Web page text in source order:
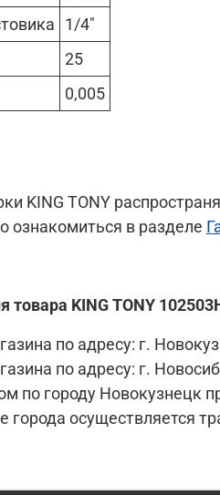
1/4"
25
0,005
KING TONY
ознакомиться в разделе
товара KING TONY
по адресу: г.
по адресу: г.
по городу Новокузнецк
города осуществляется